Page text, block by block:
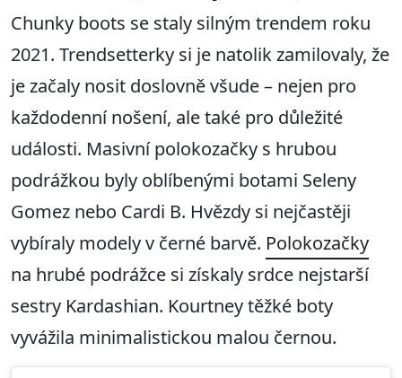
Chunky boots se staly silným trendem roku
2021. Trendsetterky si je natolik zamilovaly, že
je začaly nosit doslovně všude – nejen pro
každodenní nošení, ale také pro důležité
události. Masivní polokozačky s hrubou
podrážkou byly oblíbenými botami Seleny
Gomez nebo Cardi B. Hvězdy si nejčastěji
vybíraly modely v černé barvě. Polokozačky
na hrubé podrážce si získaly srdce nejstarší
sestry Kardashian. Kourtney těžké boty
vyvážila minimalistickou malou černou.